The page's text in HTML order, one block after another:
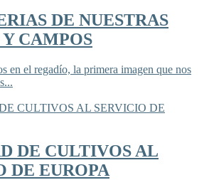
DE NUESTRAS
CAMPOS
en el regadío, la primera imagen que nos
DE CULTIVOS AL
DE EUROPA